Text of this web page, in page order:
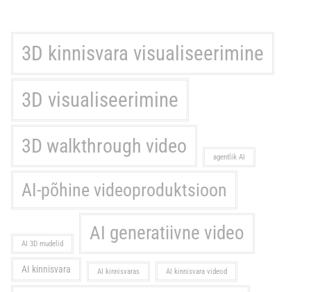
3D kinnisvara visualiseerimine
3D visualiseerimine
3D walkthrough video agentlik AI
AI-põhine videoproduktsioon
AI 3D mudelid AI generatiivne video
AI kinnisvara AI kinnisvaras AI kinnisvara videod